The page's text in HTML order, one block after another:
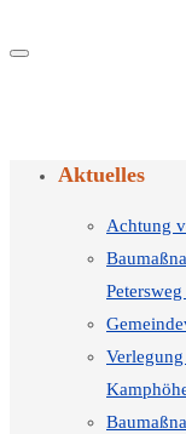
Aktuelles
Achtung